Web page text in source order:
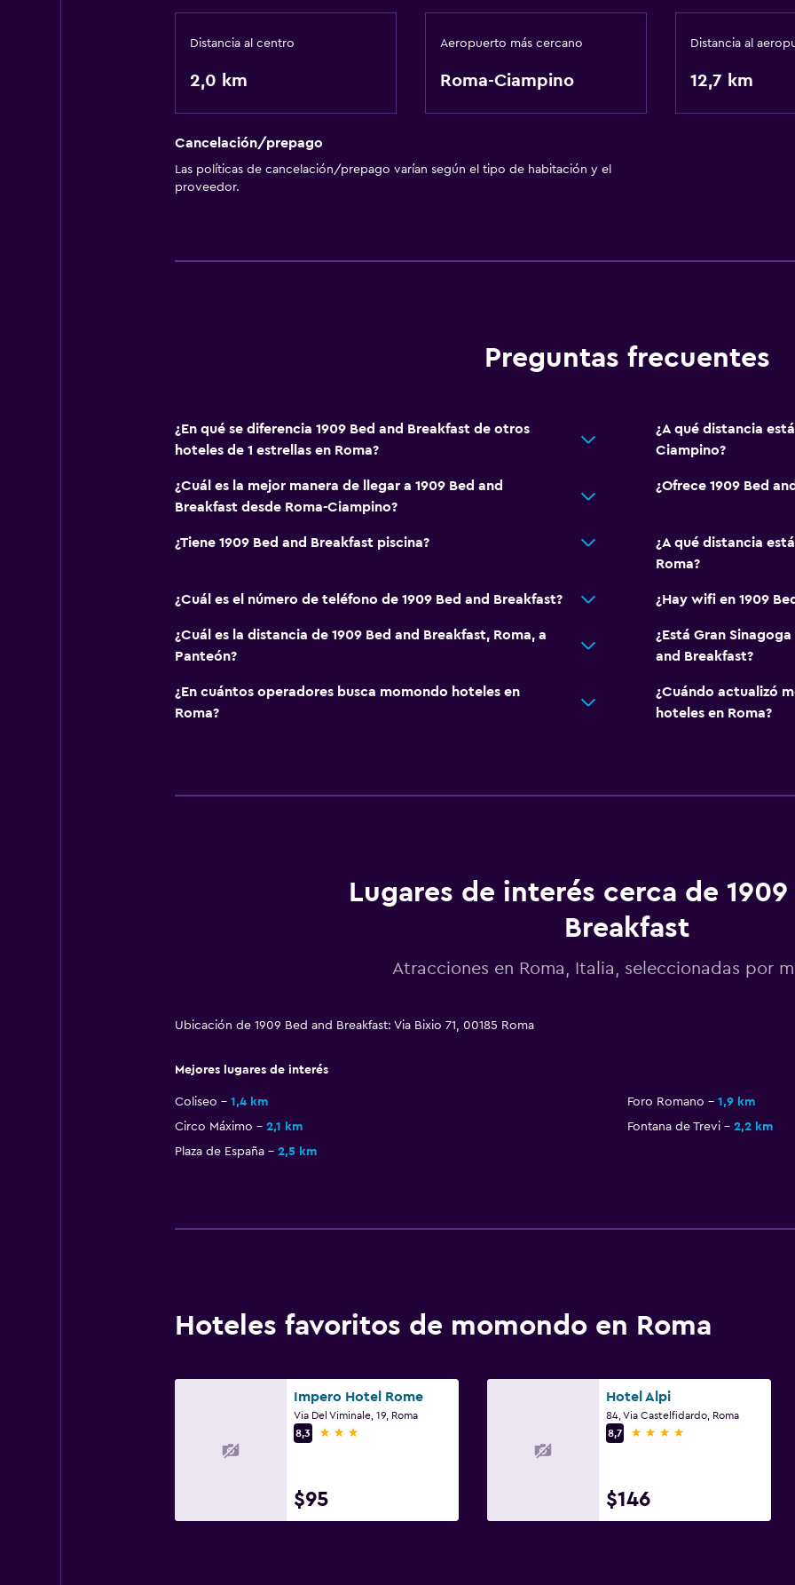
Wifi
Distancia al centro
2,0 km
Aeropuerto más cercano
Roma-Ciampino
Distancia al
12,7 km
Cancelación/prepago
Las políticas de cancelación/prepago varían según el tipo de habitación y el
proveedor.
Preguntas frecuentes
¿En qué se diferencia 1909 Bed and Breakfast de otros
hoteles de 1 estrellas en Roma?
¿A qué distancia
Ciampino?
¿Cuál es la mejor manera de llegar a 1909 Bed and
Breakfast desde Roma-Ciampino?
¿Ofrece 1909 Bed
¿Tiene 1909 Bed and Breakfast piscina?
¿A qué distancia
Roma?
¿Cuál es el número de teléfono de 1909 Bed and Breakfast? ¿Hay wifi en 1909
¿Cuál es la distancia de 1909 Bed and Breakfast, Roma, a
Panteón?
¿Está Gran
and Breakfast?
¿En cuántos operadores busca momondo hoteles en
Roma?
¿Cuándo actualizó
hoteles en Roma?
Lugares de interés cerca de 1909
Breakfast
Atracciones en Roma, Italia, seleccionadas por
Ubicación de 1909 Bed and Breakfast: Via Bixio 71, 00185 Roma
Mejores lugares de interés
Coliseo 1,4 km Foro Romano
1,9 km
Circo Máximo
2,1 km Fontana de Trevi
2,2 km
Plaza de España
2,5 km
Hoteles favoritos de momondo en Roma
Impero Hotel Rome
Via Del Viminale, 19, Roma
8,3
3 estrellas
$95
Hotel Alpi
84, Via Castelfidardo, Roma
8,7
4 estrellas
$146